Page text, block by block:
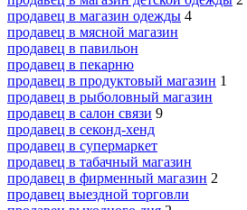
продавец в магазин одежды 4
продавец в мясной магазин
продавец в павильон
продавец в пекарню
продавец в продуктовый магазин 1
продавец в рыболовный магазин
продавец в салон связи 9
продавец в секонд-хенд
продавец в супермаркет
продавец в табачный магазин
продавец в фирменный магазин 2
продавец выездной торговли